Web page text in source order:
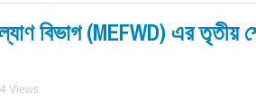
বিভাগ (MEFWD) এর তৃতীয়
Views